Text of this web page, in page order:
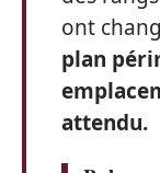
ont
plan
attendu.